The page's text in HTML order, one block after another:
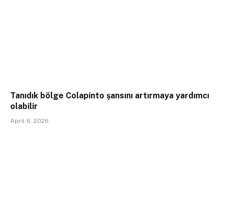
Tanıdık bölge Colapinto şansını artırmaya yardımcı
olabilir
April 6, 2026